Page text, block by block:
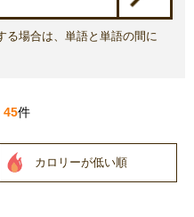
る場合は、単語と単語の間に
45件
カロリーが低い順